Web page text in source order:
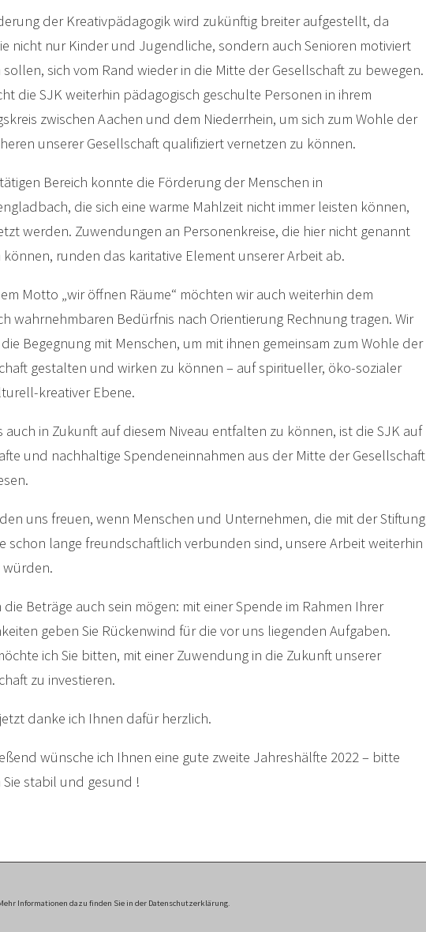
Informationen dazu finden Sie in der Datenschutzerklärung.
der Kreativpädagogik wird zukünftig breiter aufgestellt, da
nicht nur Kinder und Jugendliche, sondern auch Senioren motiviert
sich vom Rand wieder in die Mitte der Gesellschaft zu bewegen.
die SJK weiterhin pädagogisch geschulte Personen in ihrem
zwischen Aachen und dem Niederrhein, um sich zum Wohle der
unserer Gesellschaft qualifiziert vernetzen zu können.
Bereich konnte die Förderung der Menschen in
die sich eine warme Mahlzeit nicht immer leisten können,
werden. Zuwendungen an Personenkreise, die hier nicht genannt
runden das karitative Element unserer Arbeit ab.
Motto „wir öffnen Räume“ möchten wir auch weiterhin dem
wahrnehmbaren Bedürfnis nach Orientierung Rechnung tragen. Wir
Begegnung mit Menschen, um mit ihnen gemeinsam zum Wohle der
gestalten und wirken zu können – auf spiritueller, öko-sozialer
kreativer Ebene.
auch in Zukunft auf diesem Niveau entfalten zu können, ist die SJK auf
und nachhaltige Spendeneinnahmen aus der Mitte der Gesellschaft
uns freuen, wenn Menschen und Unternehmen, die mit der Stiftung
schon lange freundschaftlich verbunden sind, unsere Arbeit weiterhin
die Beträge auch sein mögen: mit einer Spende im Rahmen Ihrer
geben Sie Rückenwind für die vor uns liegenden Aufgaben.
ich Sie bitten, mit einer Zuwendung in die Zukunft unserer
zu investieren.
danke ich Ihnen dafür herzlich.
wünsche ich Ihnen eine gute zweite Jahreshälfte 2022 – bitte
stabil und gesund !